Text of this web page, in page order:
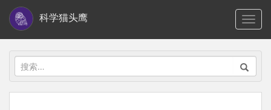
i
科学猫头鹰
搜
索：